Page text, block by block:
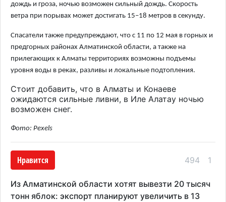
дождь и гроза, ночью возможен сильный дождь. Скорость
ветра при порывах может достигать 15–18 метров в секунду.
Спасатели также предупреждают, что с 11 по 12 мая в горных и
предгорных районах Алматинской области, а также на
прилегающих к Алматы территориях возможны подъемы
уровня воды в реках, разливы и локальные подтопления.
Стоит добавить, что в Алматы и Конаеве
ожидаются сильные ливни, в Иле Алатау ночью
возможен снег.
Фото: Pexels
Нравится 494 1
Из Алматинской области хотят вывезти 20 тысяч
тонн яблок: экспорт планируют увеличить в 13